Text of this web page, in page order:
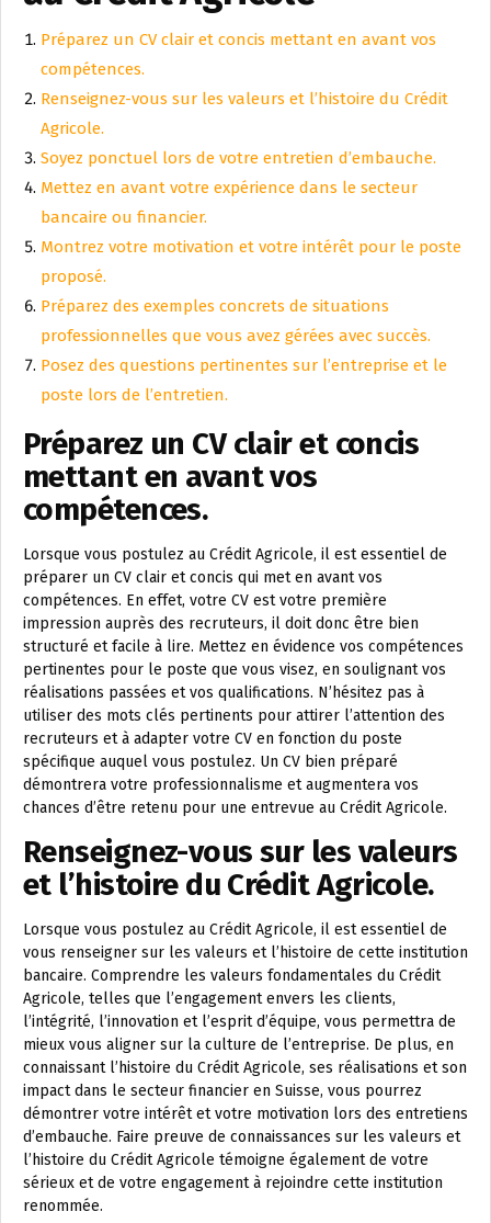
Préparez un CV clair et concis mettant en avant vos
compétences.
Renseignez-vous sur les valeurs et l’histoire du Crédit
Agricole.
Soyez ponctuel lors de votre entretien d’embauche.
Mettez en avant votre expérience dans le secteur
bancaire ou financier.
Montrez votre motivation et votre intérêt pour le poste
proposé.
Préparez des exemples concrets de situations
professionnelles que vous avez gérées avec succès.
Posez des questions pertinentes sur l’entreprise et le
poste lors de l’entretien.
Préparez un CV clair et concis
mettant en avant vos
compétences.
Lorsque vous postulez au Crédit Agricole, il est essentiel de
préparer un CV clair et concis qui met en avant vos
compétences. En effet, votre CV est votre première
impression auprès des recruteurs, il doit donc être bien
structuré et facile à lire. Mettez en évidence vos compétences
pertinentes pour le poste que vous visez, en soulignant vos
réalisations passées et vos qualifications. N’hésitez pas à
utiliser des mots clés pertinents pour attirer l’attention des
recruteurs et à adapter votre CV en fonction du poste
spécifique auquel vous postulez. Un CV bien préparé
démontrera votre professionnalisme et augmentera vos
chances d’être retenu pour une entrevue au Crédit Agricole.
Renseignez-vous sur les valeurs
et l’histoire du Crédit Agricole.
Lorsque vous postulez au Crédit Agricole, il est essentiel de
vous renseigner sur les valeurs et l’histoire de cette institution
bancaire. Comprendre les valeurs fondamentales du Crédit
Agricole, telles que l’engagement envers les clients,
l’intégrité, l’innovation et l’esprit d’équipe, vous permettra de
mieux vous aligner sur la culture de l’entreprise. De plus, en
connaissant l’histoire du Crédit Agricole, ses réalisations et son
impact dans le secteur financier en Suisse, vous pourrez
démontrer votre intérêt et votre motivation lors des entretiens
d’embauche. Faire preuve de connaissances sur les valeurs et
l’histoire du Crédit Agricole témoigne également de votre
sérieux et de votre engagement à rejoindre cette institution
renommée.